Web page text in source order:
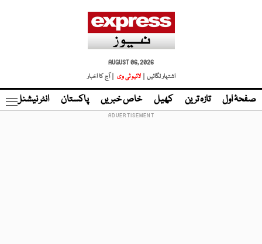
AUGUST 06, 2026
اشتہار لگائیں |
لائیو ٹی وی | آج کا اخبار
صفحۂ اول تازہ ترین کھیل خاص خبریں پاکستان انٹر نیشنل